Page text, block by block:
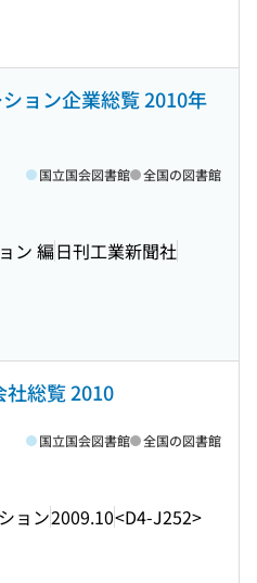
ョン企業総覧 2010年
ン 編日刊工業新聞社
国立国会図書館 全国の図書館
社総覧 2010
ョン2009.10<D4-J252>
国立国会図書館 全国の図書館